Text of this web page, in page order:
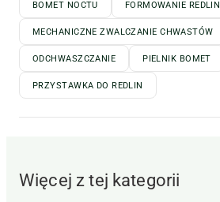
BOMET NOCTU FORMOWANIE REDLIN
MECHANICZNE ZWALCZANIE CHWASTÓW
ODCHWASZCZANIE PIELNIK BOMET
PRZYSTAWKA DO REDLIN
Więcej z tej kategorii